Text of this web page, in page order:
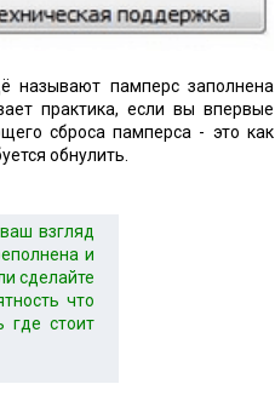
называют памперс заполнена
практика, если вы впервые
сброса памперса - это как
обнулить.
взгляд
и
сделайте
что
где стоит